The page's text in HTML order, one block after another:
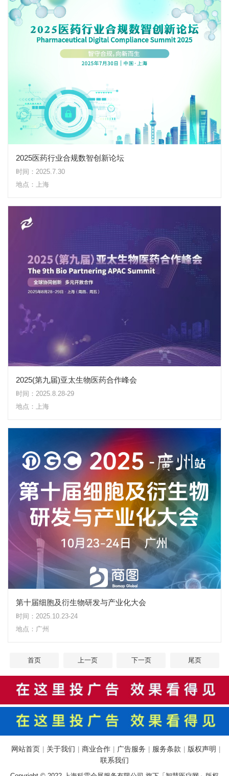
2025医药行业合规数智创新论坛
时间：2025.7.30
地点：上海
2025(第九届)亚太生物医药合作峰会
时间：2025.8.28-29
地点：上海
第十届细胞及衍生物研发与产业化大会
时间：2025.10.23-24
地点：广州
首页 上一页 下一页 尾页
网站首页 关于我们 商业合作 广告服务 服务条款 版权声明
联系我们